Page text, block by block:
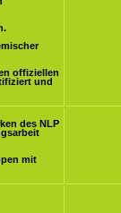
offiziellen
und
des NLP
mit